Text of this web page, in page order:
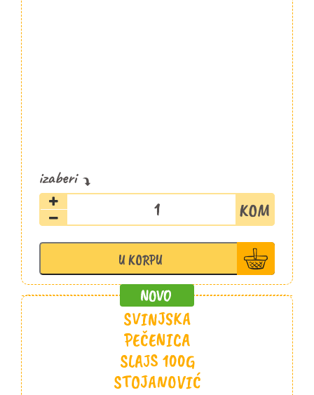
Suvi
vrat
100g
Aćim
količina
U KORPU
SVINJSKA
PEČENICA
SLAJS 100G
STOJANOVIĆ